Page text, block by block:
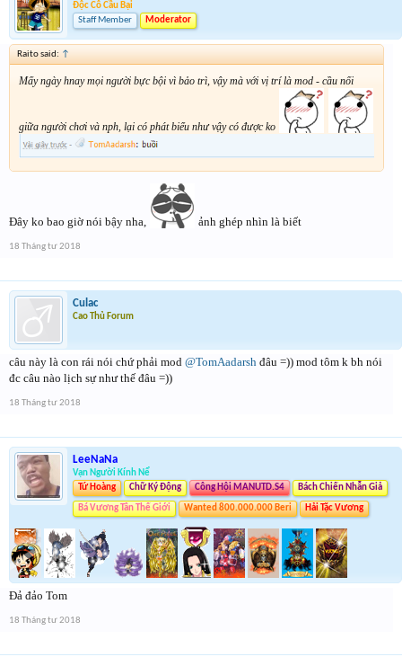
Độc Cô Cầu Bại
Staff Member
Moderator
Raito said: ↑
Mấy ngày hnay mọi người bực bội vì bảo trì, vậy mà với vị trí là mod - cầu nối
giữa người chơi và nph, lại có phát biểu như vậy có được ko
Đây ko bao giờ nói bậy nha, ảnh ghép nhìn là biết
18 Tháng tư 2018
Culac
Cao Thủ Forum
câu này là con rái nói chứ phải mod @TomAadarsh đâu =)) mod tôm k bh nói
đc câu nào lịch sự như thế đâu =))
18 Tháng tư 2018
LeeNaNa
Vạn Người Kính Nể
Tứ Hoàng
Chữ Ký Động Công Hội MANUTD.S4 Bách Chiến Nhẫn Giả
Bá Vương Tân Thế Giới Wanted 800.000.000 Beri Hải Tặc Vương
Đả đảo Tom
18 Tháng tư 2018